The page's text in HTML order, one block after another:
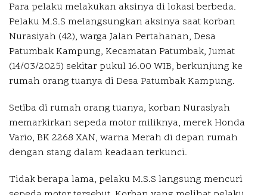
Para pelaku melakukan aksinya di lokasi berbeda.
Pelaku M.S.S melangsungkan aksinya saat korban
Nurasiyah (42), warga Jalan Pertahanan, Desa
Patumbak Kampung, Kecamatan Patumbak, Jumat
(14/03/2025) sekitar pukul 16.00 WIB, berkunjung ke
rumah orang tuanya di Desa Patumbak Kampung.
Setiba di rumah orang tuanya, korban Nurasiyah
memarkirkan sepeda motor miliknya, merek Honda
Vario, BK 2268 XAN, warna Merah di depan rumah
dengan stang dalam keadaan terkunci.
Tidak berapa lama, pelaku M.S.S langsung mencuri